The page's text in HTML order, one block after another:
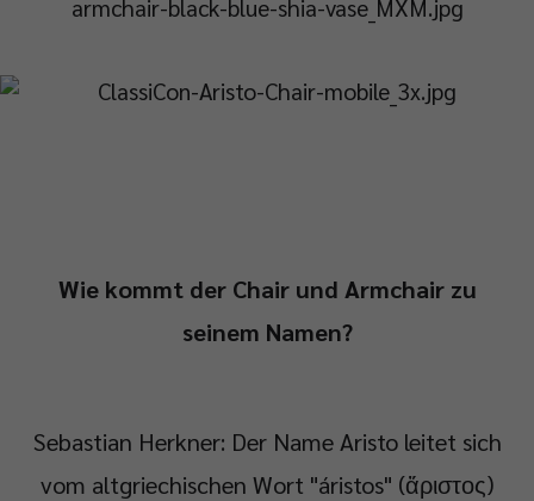
Wie kommt der Chair und Armchair zu
seinem Namen?
Sebastian Herkner: Der Name Aristo leitet sich
vom altgriechischen Wort "áristos" (ἄριστος)